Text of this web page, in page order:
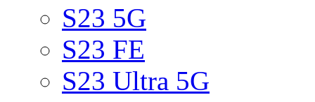
S23 5G
S23 FE
S23 Ultra 5G